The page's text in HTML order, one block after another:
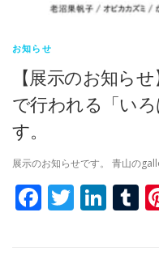
お知らせ
【展示のお知ら
で行われる「い
す。
展示のお知らせです。 青山の
Facebook